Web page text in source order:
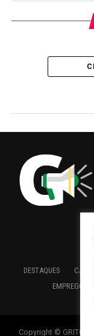
DESTAQUES
EMPREGO
Copyright ©